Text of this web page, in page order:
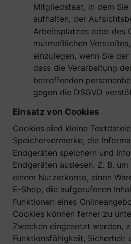
Mitgliedstaat, in dem
aufhalten, der
Arbeitsplatzes oder des
mutmaßlichen
einzulegen, wenn Sie
dass die Verarbeitung
betreffenden
gegen die DSGVO
Einsatz von Cookies
Cookies sind kleine
Speichervermerke, die
Endgeräten speichern und
Endgeräten auslesen. Z. B.
einem Nutzerkonto, einen
E-Shop, die aufgerufenen
Funktionen eines
Cookies können ferner zu
Zwecken eingesetzt werden,
Funktionsfähigkeit, Sicherheit